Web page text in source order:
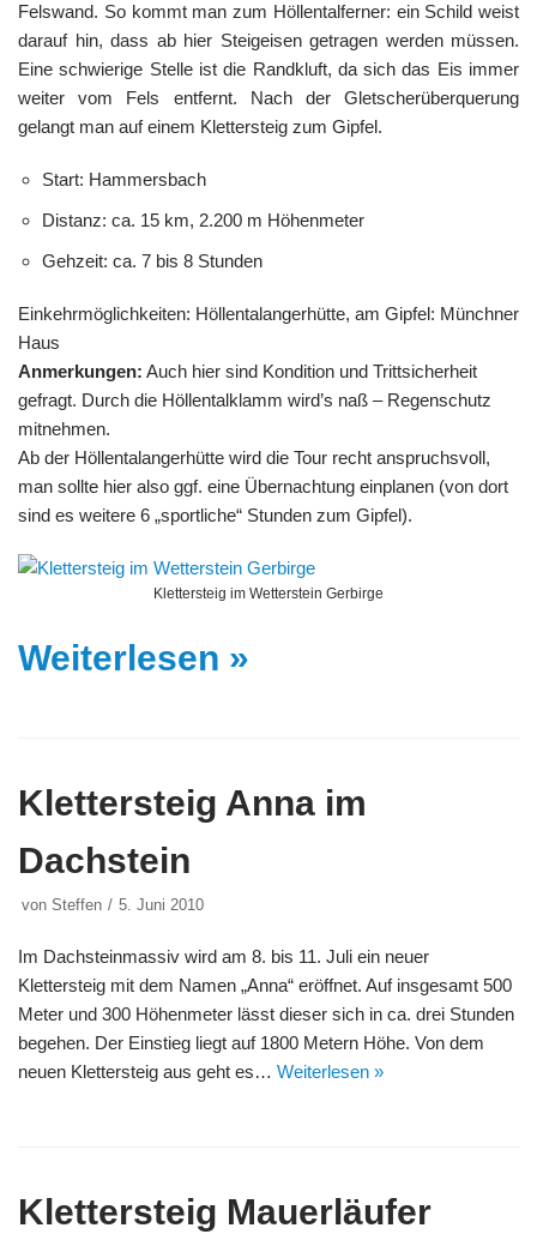
Felswand. So kommt man zum Höllentalferner: ein Schild weist
darauf hin, dass ab hier Steigeisen getragen werden müssen.
Eine schwierige Stelle ist die Randkluft, da sich das Eis immer
weiter vom Fels entfernt. Nach der Gletscherüberquerung
gelangt man auf einem Klettersteig zum Gipfel.
Start: Hammersbach
Distanz: ca. 15 km, 2.200 m Höhenmeter
Gehzeit: ca. 7 bis 8 Stunden
Einkehrmöglichkeiten: Höllentalangerhütte, am Gipfel: Münchner
Haus
Anmerkungen: Auch hier sind Kondition und Trittsicherheit
gefragt. Durch die Höllentalklamm wird’s naß – Regenschutz
mitnehmen.
Ab der Höllentalangerhütte wird die Tour recht anspruchsvoll,
man sollte hier also ggf. eine Übernachtung einplanen (von dort
sind es weitere 6 „sportliche“ Stunden zum Gipfel).
Klettersteig im Wetterstein Gerbirge
Weiterlesen »
Klettersteig Anna im
Dachstein
von Steffen 5. Juni 2010
Im Dachsteinmassiv wird am 8. bis 11. Juli ein neuer
Klettersteig mit dem Namen „Anna“ eröffnet. Auf insgesamt 500
Meter und 300 Höhenmeter lässt dieser sich in ca. drei Stunden
begehen. Der Einstieg liegt auf 1800 Metern Höhe. Von dem
neuen Klettersteig aus geht es… Weiterlesen »
Klettersteig Mauerläufer